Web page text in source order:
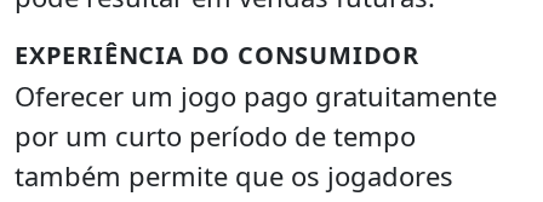
EXPERIÊNCIA DO CONSUMIDOR
Oferecer um jogo pago gratuitamente
por um curto período de tempo
também permite que os jogadores